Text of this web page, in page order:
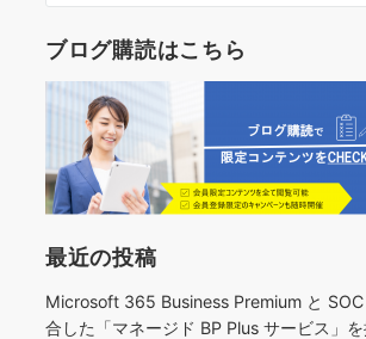
ブログ購読はこちら
最近の投稿
Microsoft 365 Business Premium と
合した「マネージド BP Plus サービス」